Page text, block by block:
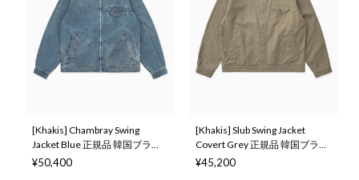
[Khakis] Chambray Swing
Jacket Blue 正規品 韓国ブラン
ド 韓国ファッション 韓国代行
¥50,400
[Khakis] Slub Swing Jacket
Covert Grey 正規品 韓国ブラン
ド 韓国ファッション 韓国代行
¥45,200